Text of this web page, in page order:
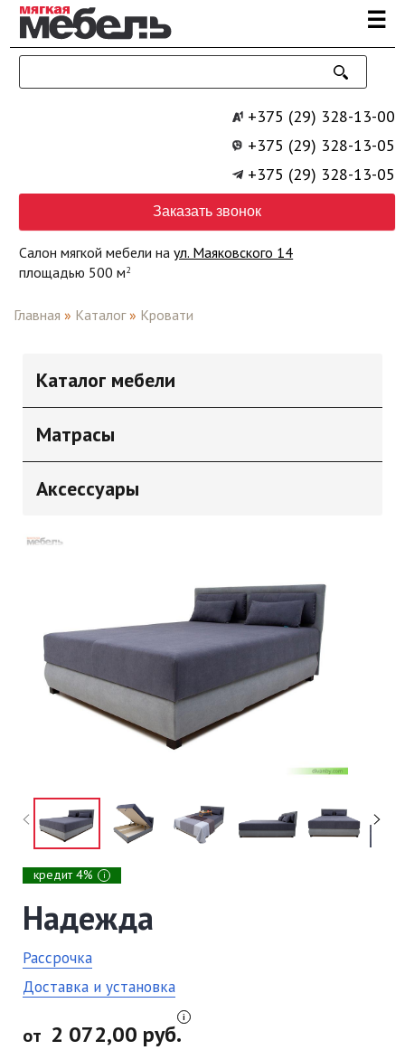
Перейти к основному содержанию ☰
+375 (29) 328-13-00
+375 (29) 328-13-05
+375 (29) 328-13-05
Заказать звонок
Салон мягкой мебели наул. Маяковского 14
площадью 500 м2
Главная » Каталог » Кровати
Каталог мебели
Матрасы
Аксессуары
кредит 4% i
Надежда
Рассрочка
Доставка и установка
от 2 072,00 руб.